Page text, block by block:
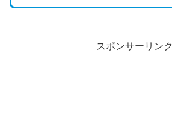
スポンサーリンク